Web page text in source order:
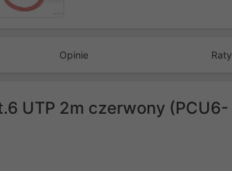
Opinie Raty
UTP 2m czerwony (PCU6-